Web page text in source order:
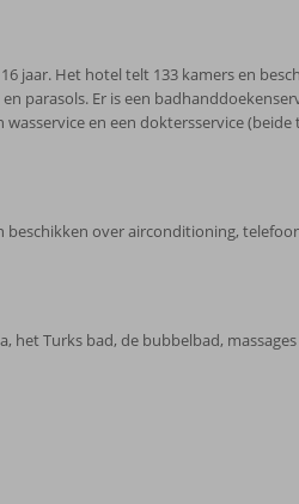
jaar. Het hotel telt 133 kamers en
parasols. Er is een
en een doktersservice
over airconditioning,
het Turks bad, de bubbelbad,